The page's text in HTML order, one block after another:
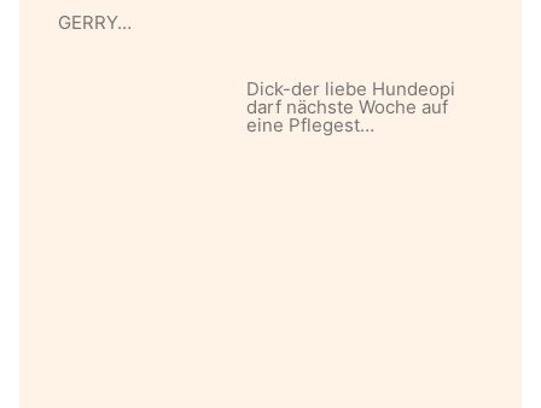
GERRY…
Dick-der liebe Hundeopi
darf nächste Woche auf
eine Pflegest…